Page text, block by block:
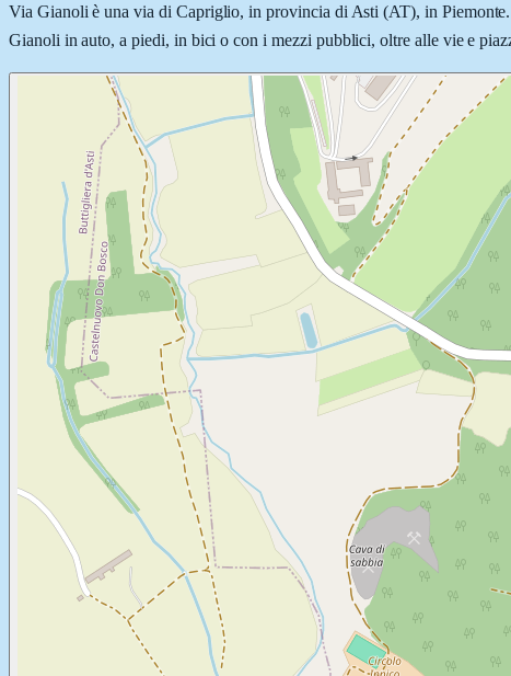
Via Gianoli è una via di Capriglio, in provincia di Asti (AT), in
Gianoli in auto, a piedi, in bici o con i mezzi pubblici, oltre alle vie e